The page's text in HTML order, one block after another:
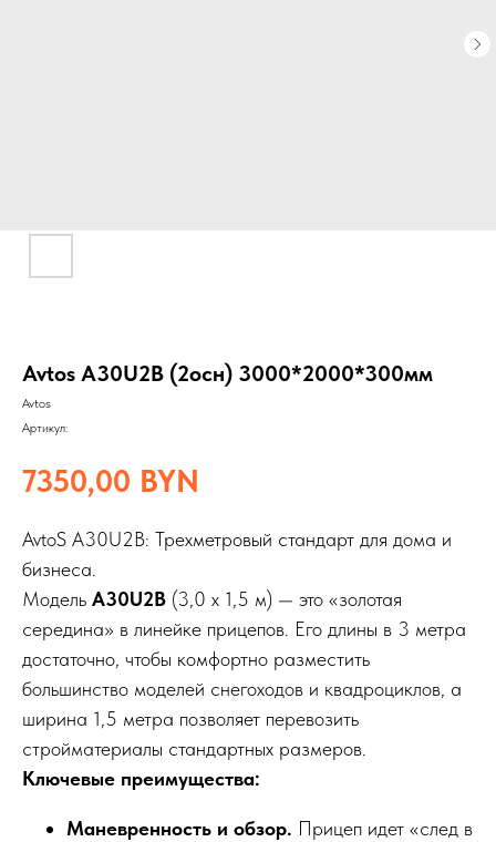
Avtos A30U2B (2осн) 3000*2000*300мм
Avtos
Артикул:
7350,00 BYN
AvtoS A30U2B: Трехметровый стандарт для дома и
бизнеса.
Модель A30U2B (3,0 х 1,5 м) — это «золотая
середина» в линейке прицепов. Его длины в 3 метра
достаточно, чтобы комфортно разместить
большинство моделей снегоходов и квадроциклов, а
ширина 1,5 метра позволяет перевозить
стройматериалы стандартных размеров.
Ключевые преимущества:
Маневренность и обзор. Прицеп идет «след в